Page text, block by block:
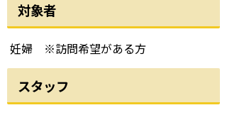
対象者
妊婦 ※訪問希望がある方
スタッフ